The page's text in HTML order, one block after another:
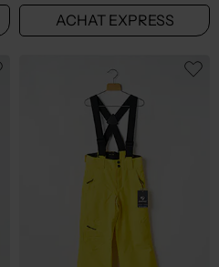
ACHAT EXPRESS